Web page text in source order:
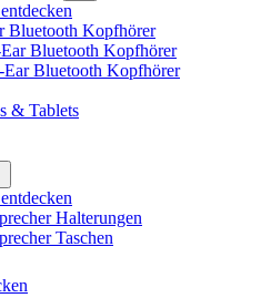
Bluetooth Kopfhörer
Bluetooth Kopfhörer
Ear Bluetooth Kopfhörer
& Tablets
Halterungen
Taschen